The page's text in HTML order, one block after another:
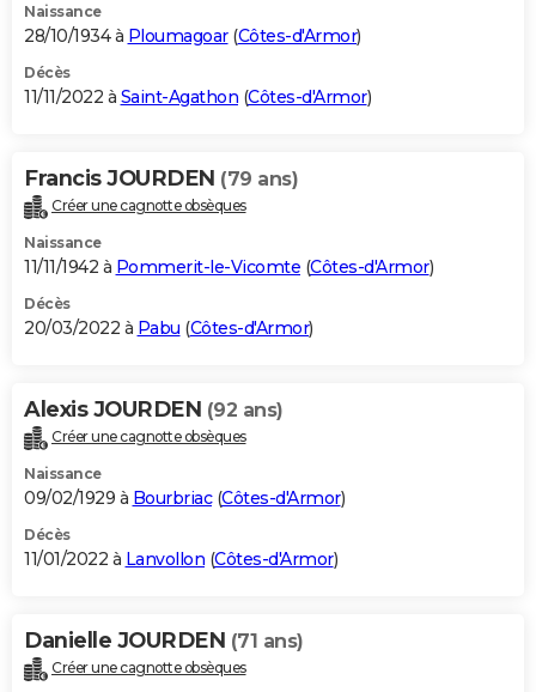
Naissance
28/10/1934 à Ploumagoar(Côtes-d'Armor)
Décès
11/11/2022 à Saint-Agathon (Côtes-d'Armor)
Francis JOURDEN (79 ans)
Créer une cagnotte obsèques
Naissance
11/11/1942 à Pommerit-le-Vicomte (Côtes-d'Armor)
Décès
20/03/2022 à Pabu (Côtes-d'Armor)
Alexis JOURDEN (92 ans)
Créer une cagnotte obsèques
Naissance
09/02/1929 à Bourbriac(Côtes-d'Armor)
Décès
11/01/2022 à Lanvollon (Côtes-d'Armor)
Danielle JOURDEN (71 ans)
Créer une cagnotte obsèques